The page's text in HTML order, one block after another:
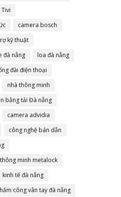
camera bosch
kỹ thuật
đà nẵng
loa đà nẵng
đài điện thoại
nhà thông minh
bằng tải Đà nẵng
camera advidia
công nghệ bán dẫn
minh metalock
kinh tế đà nẵng
công vân tay đà nẵng